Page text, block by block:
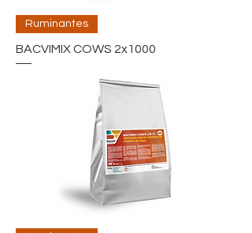
Ruminantes
BACVIMIX COWS 2x1000